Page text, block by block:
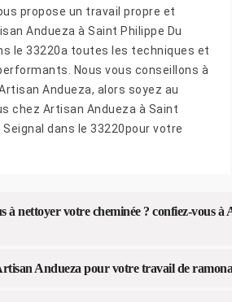
propose un travail propre et
Andueza à Saint Philippe Du
le 33220a toutes les techniques et
Nous vous conseillons à
Andueza, alors soyez au
chez Artisan Andueza à Saint
Seignal dans le 33220pour votre
à nettoyer votre cheminée ? confiez-vous
Andueza pour votre travail de